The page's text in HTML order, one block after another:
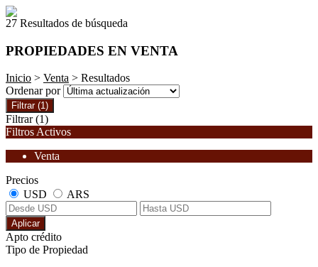
27 Resultados de búsqueda
PROPIEDADES EN VENTA
Inicio > Venta > Resultados
Ordenar por
Filtrar (1)
Filtrar (1)
Filtros Activos
Venta
Precios
USD
ARS
Aplicar
Apto crédito
Tipo de Propiedad